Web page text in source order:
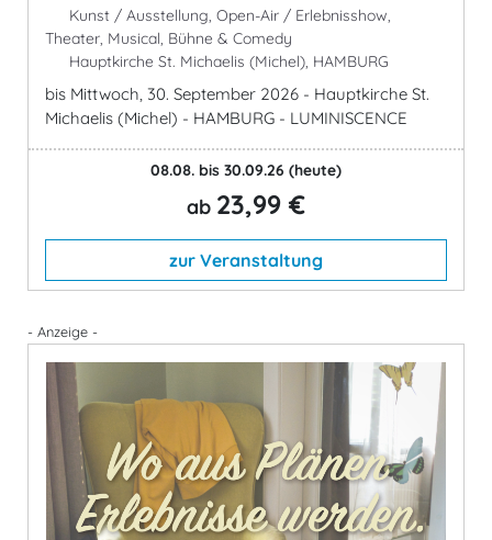
Kunst / Ausstellung, Open-Air / Erlebnisshow,
Theater, Musical, Bühne & Comedy
Hauptkirche St. Michaelis (Michel), HAMBURG
bis Mittwoch, 30. September 2026 - Hauptkirche St.
Michaelis (Michel) - HAMBURG - LUMINISCENCE
08.08. bis 30.09.26 (heute)
ab 23,99 €
zur Veranstaltung
- Anzeige -